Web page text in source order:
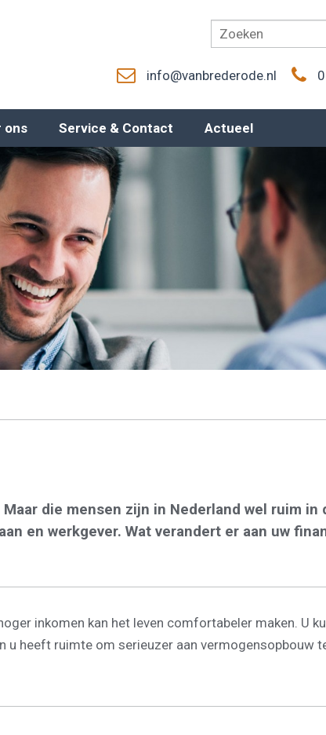
info@vanbrederode.nl
ons Service & Contact Actueel
die mensen zijn in Nederland wel ruim in
en werkgever. Wat verandert er aan uw
inkomen kan het leven comfortabeler maken. U
heeft ruimte om serieuzer aan vermogensopbouw